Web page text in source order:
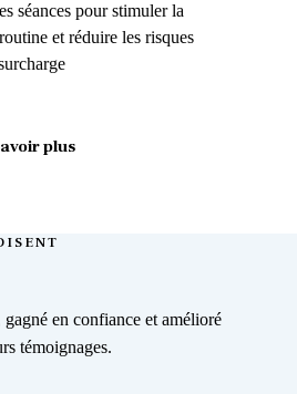
séances pour stimuler la
et réduire les risques
plus
en confiance et amélioré
témoignages.